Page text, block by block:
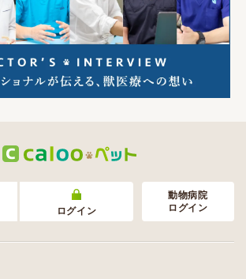
ログイン
動物病院
ログイン